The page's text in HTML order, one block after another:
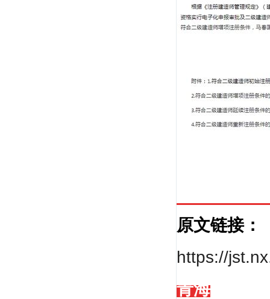
原文链接：
https://
青海